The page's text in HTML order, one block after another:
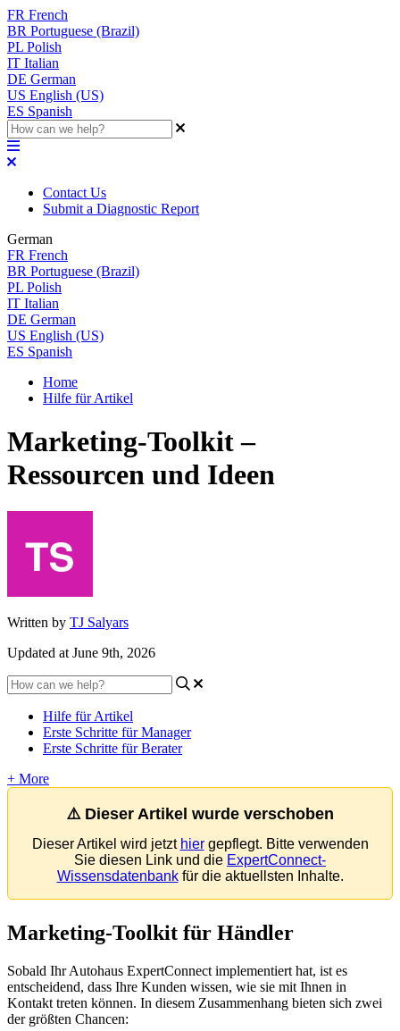
FR French
BR Portuguese (Brazil)
PL Polish
IT Italian
DE German
US English (US)
ES Spanish
Contact Us
Submit a Diagnostic Report
German
FR French
BR Portuguese (Brazil)
PL Polish
IT Italian
DE German
US English (US)
ES Spanish
Home
Hilfe für Artikel
Marketing-Toolkit –
Ressourcen und Ideen
Written by TJ Salyars
Updated at June 9th, 2026
Hilfe für Artikel
Erste Schritte für Manager
Erste Schritte für Berater
+ More
⚠ Dieser Artikel wurde verschoben
Dieser Artikel wird jetzt hier gepflegt. Bitte verwenden
Sie diesen Link und die ExpertConnect-
Wissensdatenbank für die aktuellsten Inhalte.
Marketing-Toolkit für Händler
Sobald Ihr Autohaus ExpertConnect implementiert hat, ist es
entscheidend, dass Ihre Kunden wissen, wie sie mit Ihnen in
Kontakt treten können. In diesem Zusammenhang bieten sich zwei
der größten Chancen: